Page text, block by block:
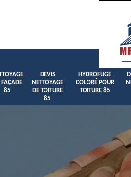
FAÇADE
85
DEVIS
NETTOYAGE
DE TOITURE
85
HYDROFUGE
COLORÉ POUR
TOITURE 85